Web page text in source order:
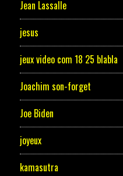
Jean Lassalle
jesus
jeux video com 18 25 blabla
Joachim son-forget
Joe Biden
joyeux
kamasutra